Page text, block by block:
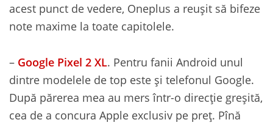
acest punct de vedere, Oneplus a reușit să bifeze
note maxime la toate capitolele.
– Google Pixel 2 XL. Pentru fanii Android unul
dintre modelele de top este și telefonul Google.
După părerea mea au mers într-o direcție greșită,
cea de a concura Apple exclusiv pe preț. Pînă